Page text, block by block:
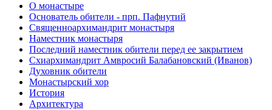
О монастыре
Основатель обители - прп. Пафнутий
Священноархимандрит монастыря
Наместник монастыря
Последний наместник обители перед ее закрытием
Схиархимандрит Амвросий Балабановский (Иванов)
Духовник обители
Монастырский хор
История
Архитектура